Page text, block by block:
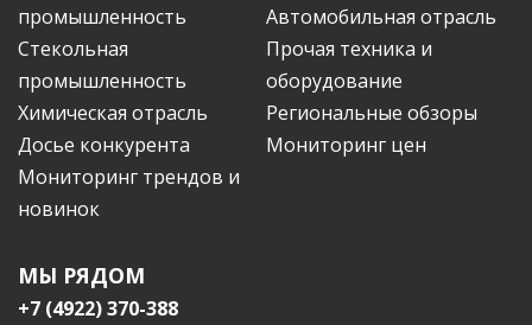
промышленность
Автомобильная отрасль
Стекольная
промышленность
Прочая техника и
оборудование
Химическая отрасль
Региональные обзоры
Досье конкурента
Мониторинг цен
Мониторинг трендов и
новинок
МЫ РЯДОМ
+7 (4922) 370-388